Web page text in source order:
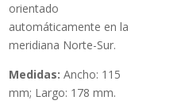
orientado
automáticamente en la
meridiana Norte-Sur.
Medidas:Ancho: 115
mm; Largo: 178 mm.